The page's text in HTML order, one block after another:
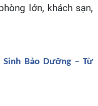
lớn, khách sạn,
Sinh Bảo Dưỡng – Từ